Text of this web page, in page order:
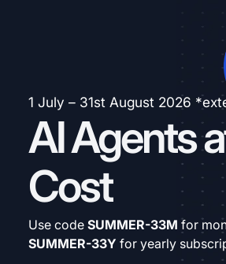
1 July – 31st August 2026
AI Agents
Cost
Use code SUMMER-33M for
SUMMER-33Y for yearly